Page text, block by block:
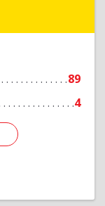
89
4
Подробнее